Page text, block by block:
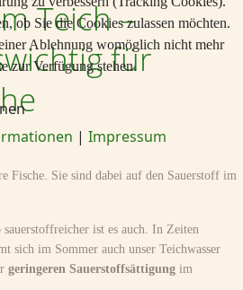
Teich –
für
Fische. Sie sind dabei auf den Sauerstoff im
sauerstoffreicher ist es auch. In Zeiten
sich im Sommer auch unser Teichwasser
geringeren Sauerstoffsättigung im
ob Sie die Cookies zulassen möchten.
Ablehnung womöglich nicht mehr
zur Verfügung stehen.
| Impressum